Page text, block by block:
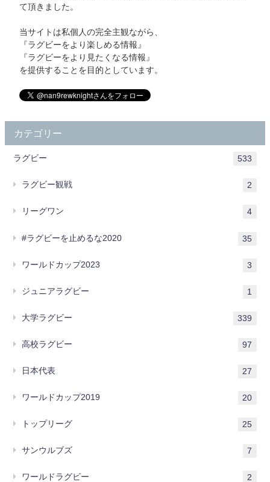
て頂きました。
当サイトは私個人の完全主観ながら、
『ラグビーをより楽しめる情報』
『ラグビーをより見たくなる情報』
を提供することを目的としています。
カテゴリー
ラグビー 533
ラグビー観戦 2
リーグワン 4
#ラグビーを止めるな2020 35
ワールドカップ2023 3
ジュニアラグビー 1
大学ラグビー 339
高校ラグビー 97
日本代表 27
ワールドカップ2019 20
トップリーグ 25
サンウルブズ 7
ワールドラグビー 2